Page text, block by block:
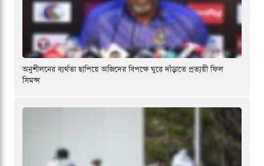
অনুশীলনের ব্যর্থতা ছাপিয়ে অজিদের বিপক্ষে ঘুরে দাঁড়াতে প্রত্যয়ী ফিল
সিমন্স